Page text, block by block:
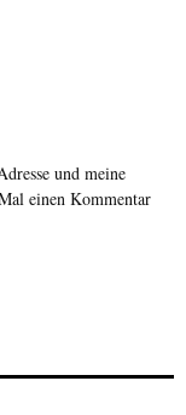
und meine
einen Kommentar